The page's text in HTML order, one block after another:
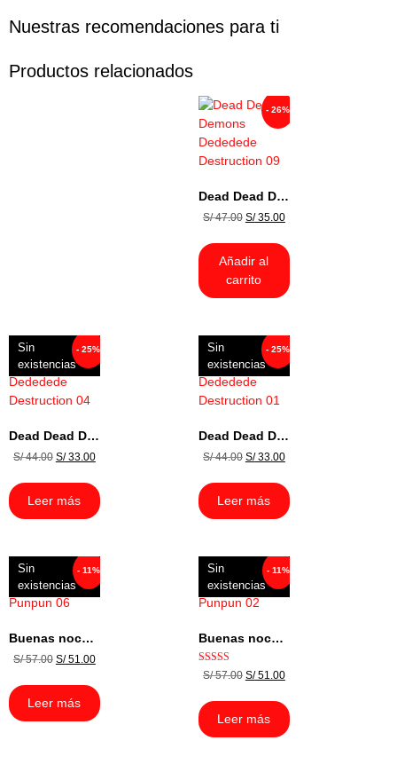
Nuestras recomendaciones para ti
Productos relacionados
- 26%
Dead Dead Demons Dededede Destruction 09
S/47.00 S/35.00
Añadir al
carrito
- 25%
Dead Dead Demons Dededede Destruction 04
S/44.00 S/33.00
Sin
existencias
Leer más
- 25%
Dead Dead Demons Dededede Destruction 01
S/44.00 S/33.00
Sin
existencias
Leer más
- 11%
Buenas noches, Punpun 06
S/57.00 S/51.00
Sin
existencias
Leer más
- 11%
Buenas noches, Punpun 02
Valorado con
S/57.00 S/51.00
Sin
existencias
Leer más